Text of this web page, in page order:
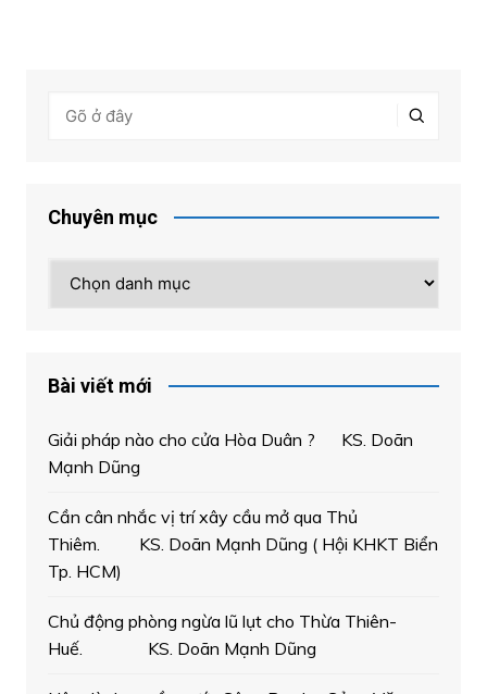
Chuyên mục
mục
Bài viết mới
Giải pháp nào cho cửa Hòa Duân ? KS. Doãn
Mạnh Dũng
Cần cân nhắc vị trí xây cầu mở qua Thủ
Thiêm. KS. Doãn Mạnh Dũng ( Hội KHKT Biển
Tp. HCM)
Chủ động phòng ngừa lũ lụt cho Thừa Thiên-
Huế. KS. Doãn Mạnh Dũng